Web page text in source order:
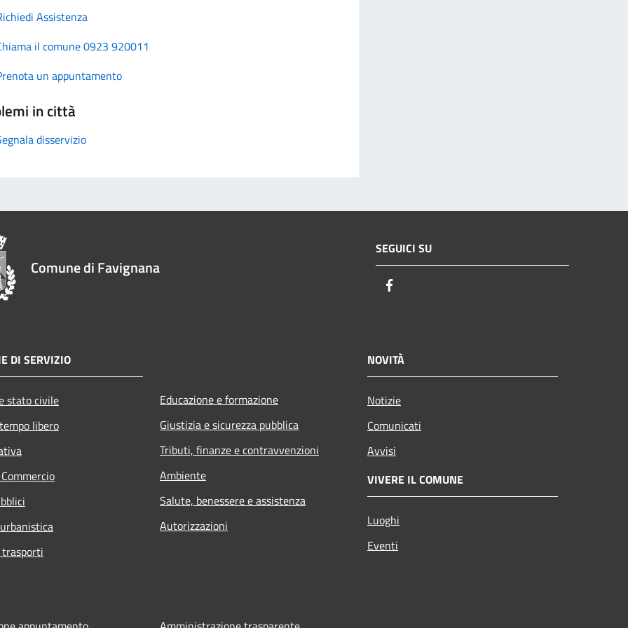
Assistenza
il comune 0923 920011
un appuntamento
in città
disservizio
Comune di Favignana
SEGUICI SU
DI SERVIZIO
stato civile
libero
Educazione e formazione
Giustizia e sicurezza pubblica
Tributi, finanze e contravvenzioni
Ambiente
Salute, benessere e assistenza
Autorizzazioni
NOVITÀ
Notizie
Comunicati
Avvisi
VIVERE IL COMUNE
Luoghi
Eventi